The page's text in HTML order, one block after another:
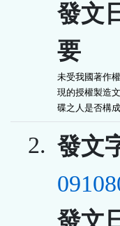
發文
要
未受我國著作
現的授權製造
碟之人是否構
2. 發文